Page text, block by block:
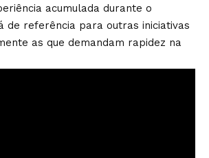
acumulada durante o
de referência para outras iniciativas
as que demandam rapidez na